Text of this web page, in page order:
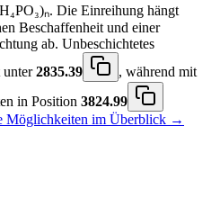
Die Einreihung hängt
Beschaffenheit und einer
ab. Unbeschichtetes
unter2835.39
, während mit
in Position 3824.99
Möglichkeiten im Überblick →